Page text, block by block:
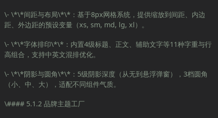
\- \*\*间距与布局\*\*：基于8px网格系统，提供缩放到间距、内边
距、外边距的预设变量（xs, sm, md, lg, xl）。
\- \*\*字体排印\*\*：内置4级标题、正文、辅助文字等11种字重与行
高组合，支持中英文混排优化。
\- \*\*阴影与圆角\*\*：5级阴影深度（从无到悬浮弹窗），3档圆角
（小、中、大），适配不同组件气质。
\#### 5.1.2 品牌主题工厂